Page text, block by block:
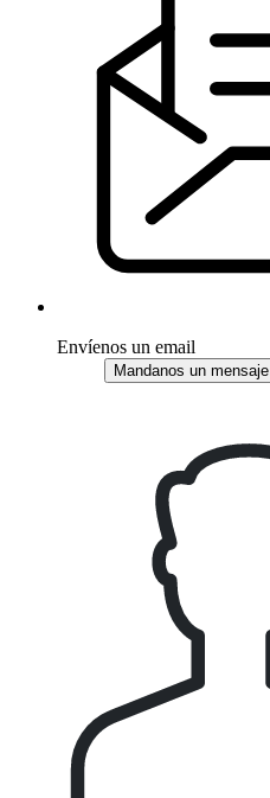
Envíenos un email
Mandanos un mensaje